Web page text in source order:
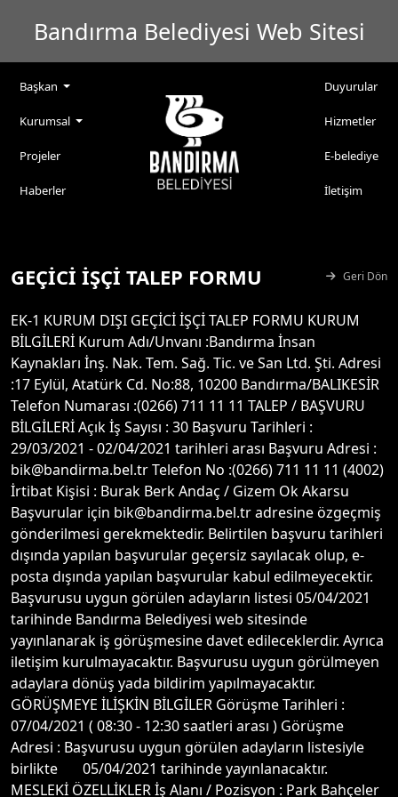
Bandırma Belediyesi Web Sitesi
Başkan
Kurumsal
Projeler
Haberler
Duyurular
Hizmetler
E-belediye
İletişim
GEÇİCİ İŞÇİ TALEP FORMU Geri Dön
EK-1 KURUM DIŞI GEÇİCİ İŞÇİ TALEP FORMU KURUM
BİLGİLERİ Kurum Adı/Unvanı :Bandırma İnsan
Kaynakları İnş. Nak. Tem. Sağ. Tic. ve San Ltd. Şti. Adresi
:17 Eylül, Atatürk Cd. No:88, 10200 Bandırma/BALIKESİR
Telefon Numarası :(0266) 711 11 11 TALEP / BAŞVURU
BİLGİLERİ Açık İş Sayısı : 30 Başvuru Tarihleri :
29/03/2021 - 02/04/2021 tarihleri arası Başvuru Adresi :
bik@bandirma.bel.tr Telefon No :(0266) 711 11 11 (4002)
İrtibat Kişisi : Burak Berk Andaç / Gizem Ok Akarsu
Başvurular için bik@bandirma.bel.tr adresine özgeçmiş
gönderilmesi gerekmektedir. Belirtilen başvuru tarihleri
dışında yapılan başvurular geçersiz sayılacak olup, e-
posta dışında yapılan başvurular kabul edilmeyecektir.
Başvurusu uygun görülen adayların listesi 05/04/2021
tarihinde Bandırma Belediyesi web sitesinde
yayınlanarak iş görüşmesine davet edileceklerdir. Ayrıca
iletişim kurulmayacaktır. Başvurusu uygun görülmeyen
adaylara dönüş yada bildirim yapılmayacaktır.
GÖRÜŞMEYE İLİŞKİN BİLGİLER Görüşme Tarihleri :
07/04/2021 ( 08:30 - 12:30 saatleri arası ) Görüşme
Adresi : Başvurusu uygun görülen adayların listesiyle
birlikte 05/04/2021 tarihinde yayınlanacaktır.
MESLEKİ ÖZELLİKLER İş Alanı / Pozisyon : Park Bahçeler